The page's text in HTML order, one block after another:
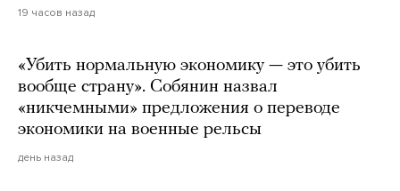
19 часов назад
«Убить нормальную экономику — это убить
вообще страну». Собянин назвал
«никчемными» предложения о переводе
экономики на военные рельсы
день назад